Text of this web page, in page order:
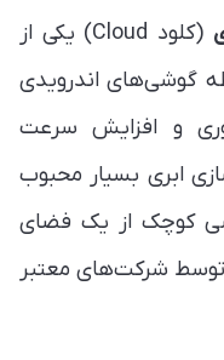
(کلود Cloud) یکی از
گوشی‌های اندرویدی
و افزایش سرعت
ابری بسیار محبوب
کوچک از یک فضای
شرکت‌های معتبر